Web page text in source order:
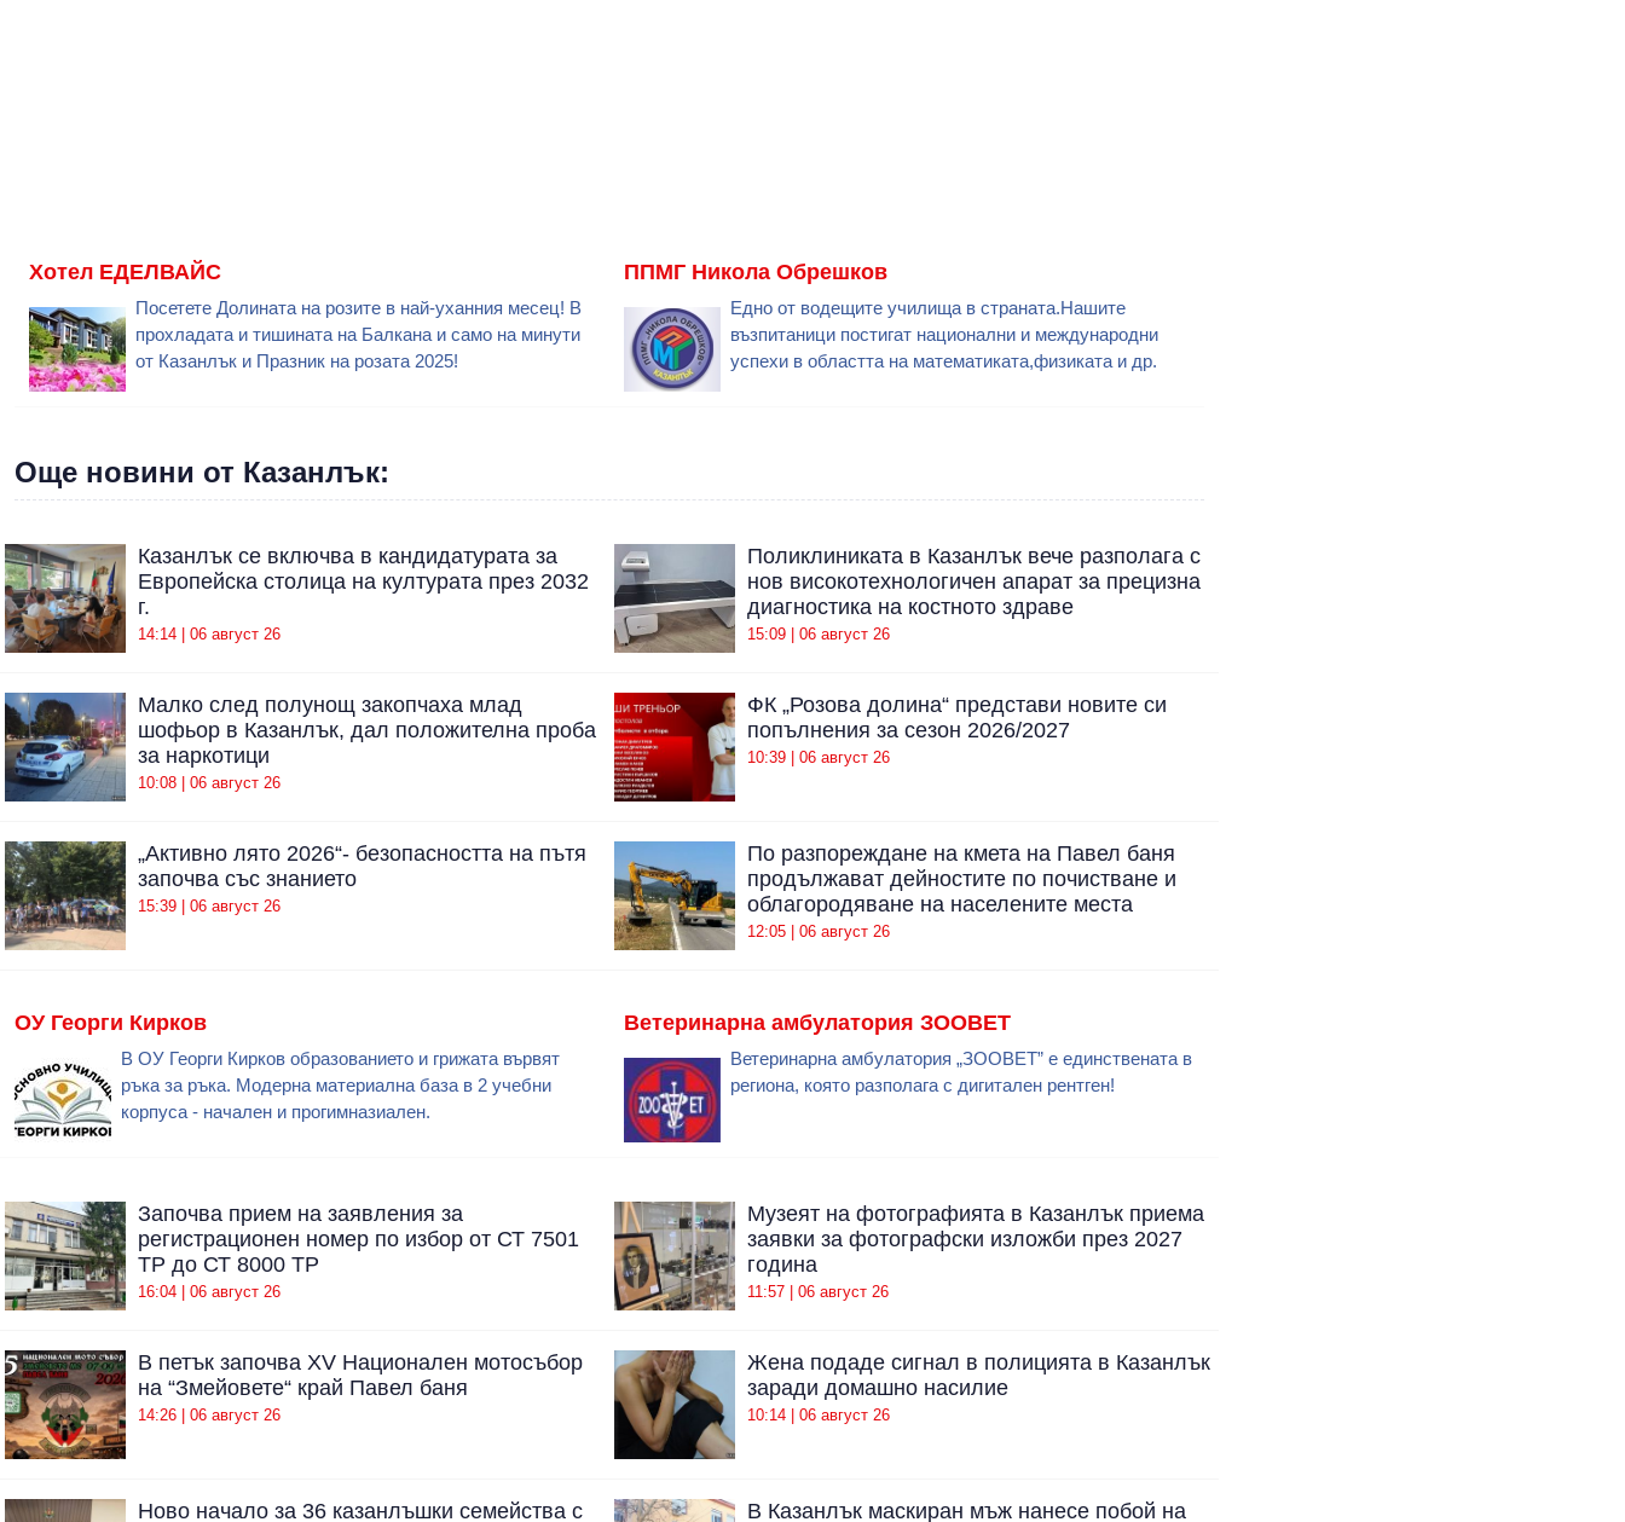
Хотел ЕДЕЛВАЙС
Посетете Долината на розите в най-уханния месец! В
прохладата и тишината на Балкана и само на минути
от Казанлък и Празник на розата 2025!
ППМГ Никола Обрешков
Едно от водещите училища в страната.Нашите
възпитаници постигат национални и международни
успехи в областта на математиката,физиката и др.
Още новини от Казанлък:
Казанлък се включва в кандидатурата за
Европейска столица на културата през 2032
г.
14:14 | 06 август 26
Поликлиниката в Казанлък вече разполага с
нов високотехнологичен апарат за прецизна
диагностика на костното здраве
15:09 | 06 август 26
Малко след полунощ закопчаха млад
шофьор в Казанлък, дал положителна проба
за наркотици
10:08 | 06 август 26
ФК „Розова долина“ представи новите си
попълнения за сезон 2026/2027
10:39 | 06 август 26
„Активно лято 2026“- безопасността на пътя
започва със знанието
15:39 | 06 август 26
По разпореждане на кмета на Павел баня
продължават дейностите по почистване и
облагородяване на населените места
12:05 | 06 август 26
ОУ Георги Кирков
В ОУ Георги Кирков образованието и грижата вървят
ръка за ръка. Модерна материална база в 2 учебни
корпуса - начален и прогимназиален.
Ветеринарна амбулатория ЗООВЕТ
Ветеринарна амбулатория „ЗООВЕТ” е единствената в
региона, която разполага с дигитален рентген!
Започва прием на заявления за
регистрационен номер по избор от СТ 7501
ТР до СТ 8000 ТР
16:04 | 06 август 26
Музеят на фотографията в Казанлък приема
заявки за фотографски изложби през 2027
година
11:57 | 06 август 26
В петък започва XV Национален мотосъбор
на “Змейовете“ край Павел баня
14:26 | 06 август 26
Жена подаде сигнал в полицията в Казанлък
заради домашно насилие
10:14 | 06 август 26
Ново начало за 36 казанлъшки семейства с В Казанлък маскиран мъж нанесе побой на